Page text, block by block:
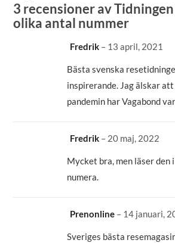
3 recensioner av
olika antal nummer
Fredrik – 13 april, 2021
Bästa svenska
inspirerande. Jag älskar
pandemin har Vagabond
Fredrik – 20 maj, 2022
Mycket bra, men läser den
numera.
Prenonline – 14 januari,
Sveriges bästa